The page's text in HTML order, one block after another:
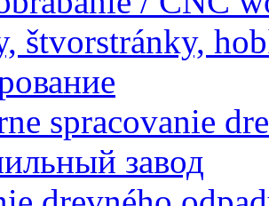
štvorstránky,
spracovanie
завод